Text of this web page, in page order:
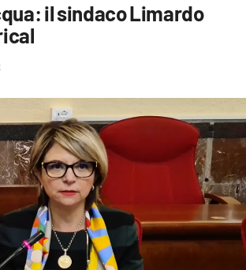
il sindaco Limardo